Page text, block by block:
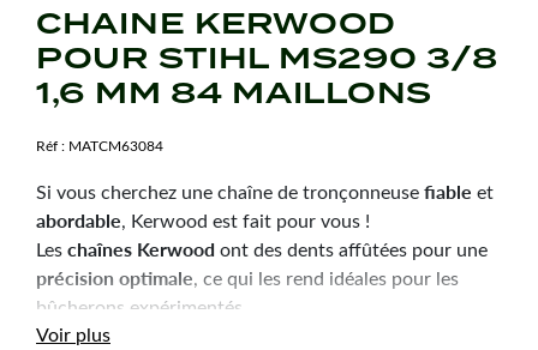
CHAINE KERWOOD
POUR STIHL MS290 3/8
1,6 MM 84 MAILLONS
Réf : MATCM63084
Si vous cherchez une chaîne de tronçonneusefiable et
abordable, Kerwood est fait pour vous !
Leschaînes Kerwoodont des dents affûtées pour une
précision optimale, ce qui les rend idéales pour les
bûcherons expérimentés.
Durabilité
Voir plus